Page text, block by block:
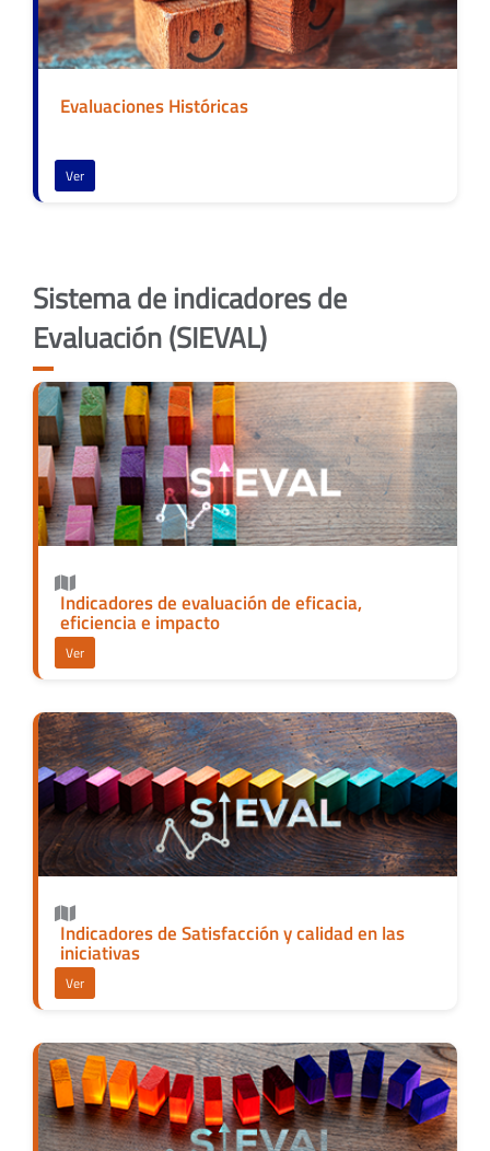
Evaluaciones Históricas
Ver
Sistema de indicadores de
Evaluación (SIEVAL)
Indicadores de evaluación de eficacia,
eficiencia e impacto
Ver
Indicadores de Satisfacción y calidad en las
iniciativas
Ver